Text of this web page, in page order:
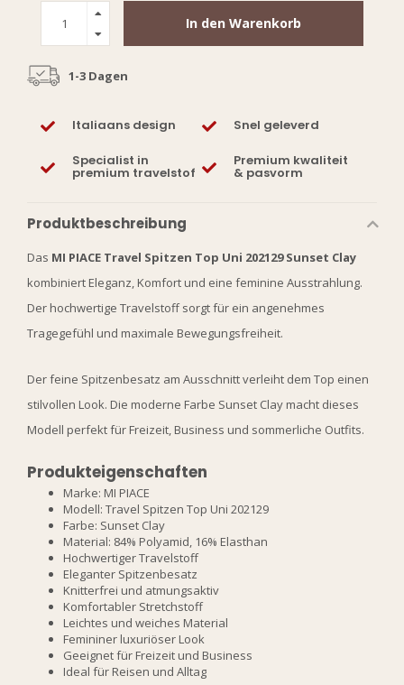
In den Warenkorb
1-3 Dagen
Italiaans design Snel geleverd
Specialist in
premium travelstof
Premium kwaliteit
& pasvorm
Produktbeschreibung
Das MI PIACE Travel Spitzen Top Uni 202129 Sunset Clay
kombiniert Eleganz, Komfort und eine feminine Ausstrahlung.
Der hochwertige Travelstoff sorgt für ein angenehmes
Tragegefühl und maximale Bewegungsfreiheit.
Der feine Spitzenbesatz am Ausschnitt verleiht dem Top einen
stilvollen Look. Die moderne Farbe Sunset Clay macht dieses
Modell perfekt für Freizeit, Business und sommerliche Outfits.
Produkteigenschaften
Marke: MI PIACE
Modell: Travel Spitzen Top Uni 202129
Farbe: Sunset Clay
Material: 84% Polyamid, 16% Elasthan
Hochwertiger Travelstoff
Eleganter Spitzenbesatz
Knitterfrei und atmungsaktiv
Komfortabler Stretchstoff
Leichtes und weiches Material
Femininer luxuriöser Look
Geeignet für Freizeit und Business
Ideal für Reisen und Alltag